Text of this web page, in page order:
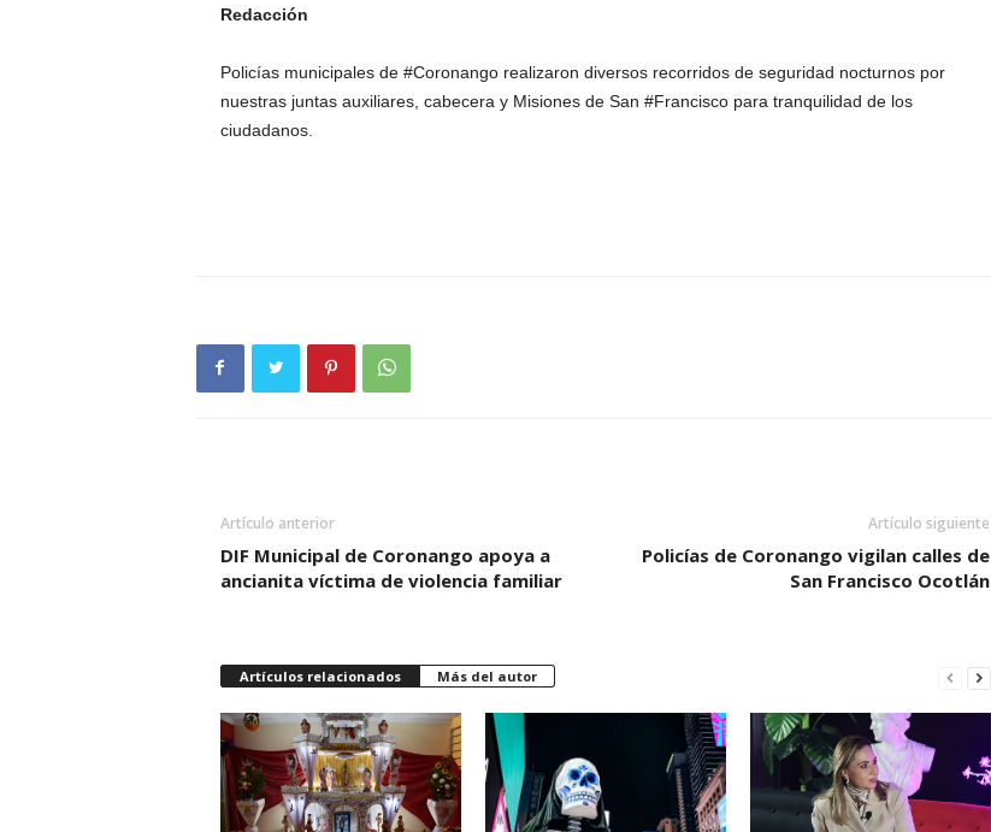
Redacción
Policías municipales de #Coronango realizaron diversos recorridos de seguridad nocturnos por
nuestras juntas auxiliares, cabecera y Misiones de San #Francisco para tranquilidad de los
ciudadanos.
Artículo anterior
DIF Municipal de Coronango apoya a
ancianita víctima de violencia familiar
Artículo siguiente
Policías de Coronango vigilan calles de
San Francisco Ocotlán
Artículos relacionados Más del autor